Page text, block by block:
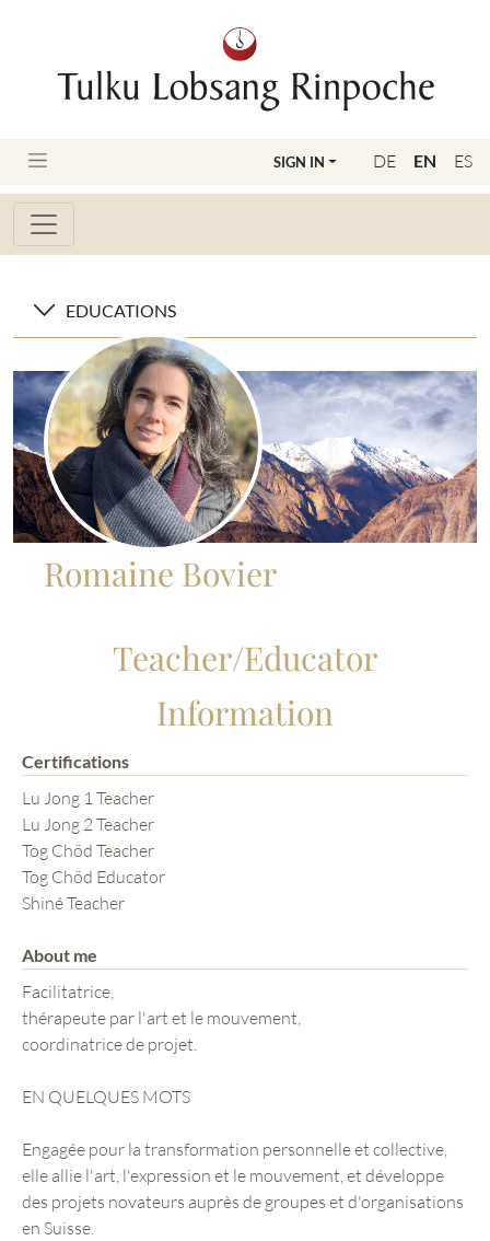
DE EN ES
SIGN IN
EDUCATIONS
Romaine Bovier
Teacher/Educator
Information
Certifications
Lu Jong 1 Teacher
Lu Jong 2 Teacher
Tog Chöd Teacher
Tog Chöd Educator
Shiné Teacher
About me
Facilitatrice,
thérapeute par l'art et le mouvement,
coordinatrice de projet.
EN QUELQUES MOTS
Engagée pour la transformation personnelle et collective,
elle allie l'art, l'expression et le mouvement, et développe
des projets novateurs auprès de groupes et d'organisations
en Suisse.